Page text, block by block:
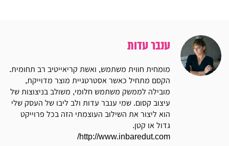
ענבר עדות
מומחית חווית משתמש, ואשת קריאייטיב רב תחומית.
הקסם מתחיל כאשר אסטרטגיית מוצר מדוייקת,
מובילה לממשק משתמש חלומי, משולב בניצוצות של
עיצוב קסום. שמי ענבר עדות ולב ליבו של העסק שלי
הוא ליצור את השילוב העוצמתי הזה בכל פרוייקט
גדול או קטן.
http://www.inbaredut.com/